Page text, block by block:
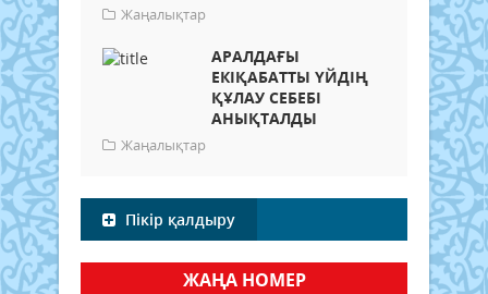
Жаңалықтар
АРАЛДАҒЫ
ЕКІҚАБАТТЫ ҮЙДІҢ
ҚҰЛАУ СЕБЕБІ
АНЫҚТАЛДЫ
Жаңалықтар
Пікір қалдыру
ЖАҢА НОМЕР